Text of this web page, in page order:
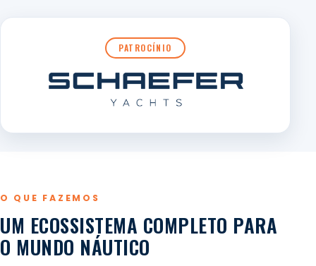
PATROCÍNIO
O QUE FAZEMOS
UM ECOSSISTEMA COMPLETO PARA
O MUNDO NÁUTICO